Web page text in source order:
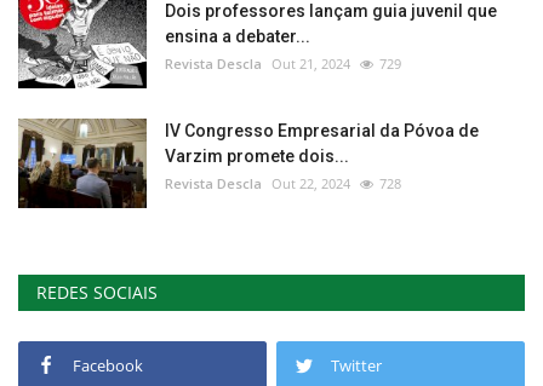
Dois professores lançam guia juvenil que
ensina a debater...
Revista Descla Out 21, 2024 729
IV Congresso Empresarial da Póvoa de
Varzim promete dois...
Revista Descla Out 22, 2024 728
REDES SOCIAIS
Facebook Twitter